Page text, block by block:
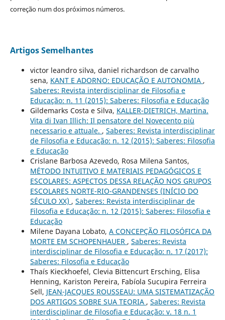
correção num dos próximos números.
Artigos Semelhantes
victor leandro silva, daniel richardson de carvalho
sena, KANT E ADORNO: EDUCAÇÃO E AUTONOMIA ,
Saberes: Revista interdisciplinar de Filosofia e
Educação: n. 11 (2015): Saberes: Filosofia e Educação
Gildemarks Costa e Silva, KALLER-DIETRICH, Martina.
Vita di Ivan Illich: Il pensatore del Novecento più
necessario e attuale. , Saberes: Revista interdisciplinar
de Filosofia e Educação: n. 12 (2015): Saberes: Filosofia
e Educação
Crislane Barbosa Azevedo, Rosa Milena Santos,
MÉTODO INTUITIVO E MATERIAIS PEDAGÓGICOS E
ESCOLARES: ASPECTOS DESSA RELAÇÃO NOS GRUPOS
ESCOLARES NORTE-RIO-GRANDENSES (INÍCIO DO
SÉCULO XX) , Saberes: Revista interdisciplinar de
Filosofia e Educação: n. 12 (2015): Saberes: Filosofia e
Educação
Milene Dayana Lobato, A CONCEPÇÃO FILOSÓFICA DA
MORTE EM SCHOPENHAUER , Saberes: Revista
interdisciplinar de Filosofia e Educação: n. 17 (2017):
Saberes: Filosofia e Educação
Thaís Kieckhoefel, Clevia Bittencurt Ersching, Elisa
Henning, Kariston Pereira, Fabíola Sucupira Ferreira
Sell, JEAN-JACQUES ROUSSEAU: UMA SISTEMATIZAÇÃO
DOS ARTIGOS SOBRE SUA TEORIA , Saberes: Revista
interdisciplinar de Filosofia e Educação: v. 18 n. 1